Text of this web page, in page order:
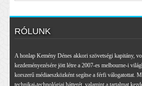
RÓLUNK
A honlap Kemény Dénes akkori szövetségi kapitány,
kezdeményezésére jött létre a 2007-es melbourne-i
korszerű médiaeszközként segítse a férfi válogatottat.
technikai-technológiai hátterét, valamint a tartalmat